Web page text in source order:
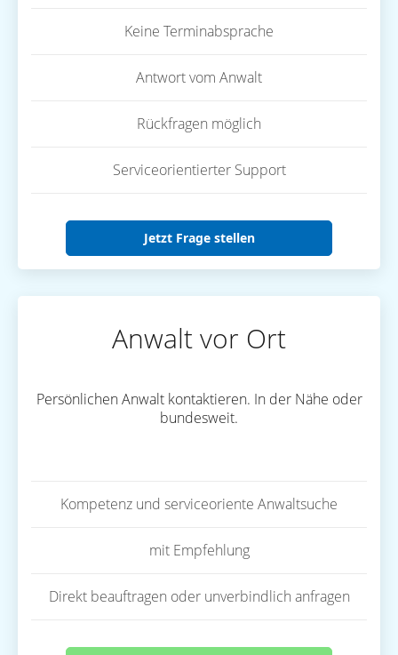
Keine Terminabsprache
Antwort vom Anwalt
Rückfragen möglich
Serviceorientierter Support
Jetzt Frage stellen
Anwalt vor Ort
Persönlichen Anwalt kontaktieren. In der Nähe oder
bundesweit.
Kompetenz und serviceoriente Anwaltsuche
mit Empfehlung
Direkt beauftragen oder unverbindlich anfragen